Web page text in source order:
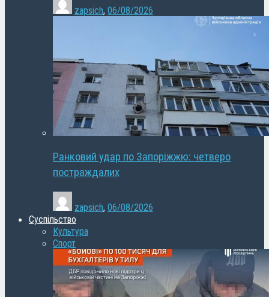
zapsich, 06/08/2026
Ранковий удар по Запоріжжю: четверо
постраждалих
zapsich, 06/08/2026
Суспільство
Культура
Спорт